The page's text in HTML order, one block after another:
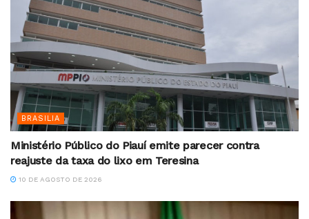
BRASILIA
Ministério Público do Piauí emite parecer contra
reajuste da taxa do lixo em Teresina
10 DE AGOSTO DE 2026